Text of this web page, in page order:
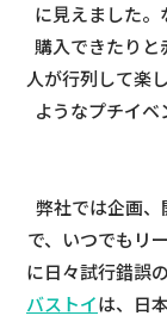
に見えました
購入できたりと
人が行列して楽
ようなプチイ
弊社では企画
で、いつでもリ
に日々試行錯誤
バストイは、日